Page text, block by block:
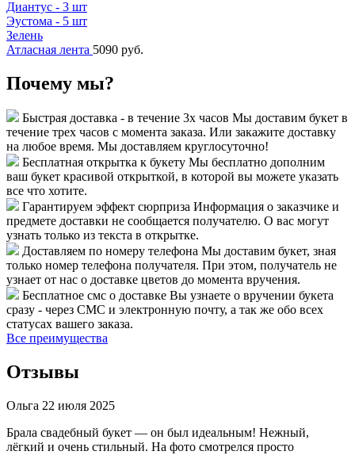
Диантус - 3 шт
Эустома - 5 шт
Зелень
Атласная лента 5090 руб.
Почему мы?
Быстрая доставка - в течение 3х часов Мы доставим букет в
течение трех часов с момента заказа. Или закажите доставку
на любое время. Мы доставляем круглосуточно!
Бесплатная открытка к букету Мы бесплатно дополним
ваш букет красивой открыткой, в которой вы можете указать
все что хотите.
Гарантируем эффект сюрприза Информация о заказчике и
предмете доставки не сообщается получателю. О вас могут
узнать только из текста в открытке.
Доставляем по номеру телефона Мы доставим букет, зная
только номер телефона получателя. При этом, получатель не
узнает от нас о доставке цветов до момента вручения.
Бесплатное смс о доставке Вы узнаете о вручении букета
сразу - через СМС и электронную почту, а так же обо всех
статусах вашего заказа.
Все преимущества
Отзывы
Ольга 22 июля 2025
Брала свадебный букет — он был идеальным! Нежный,
лёгкий и очень стильный. На фото смотрелся просто